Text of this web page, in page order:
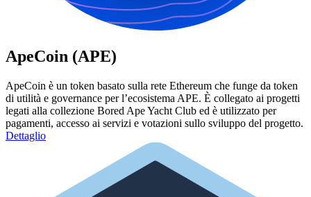
ApeCoin (APE)
ApeCoin è un token basato sulla rete Ethereum che funge da token
di utilità e governance per l’ecosistema APE. È collegato ai progetti
legati alla collezione Bored Ape Yacht Club ed è utilizzato per
pagamenti, accesso ai servizi e votazioni sullo sviluppo del progetto.
Dettaglio